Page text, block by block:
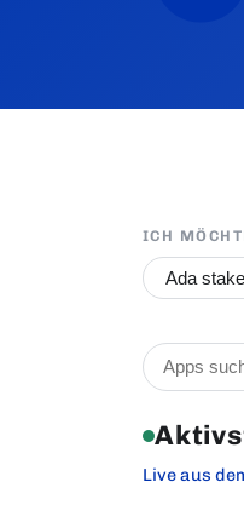
ICH
Ada
Live aus